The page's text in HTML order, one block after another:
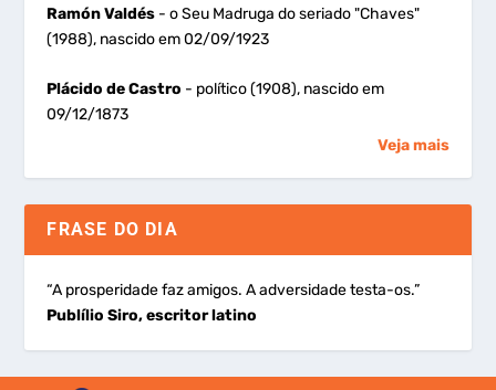
Ramón Valdés - o Seu Madruga do seriado "Chaves"
(1988), nascido em 02/09/1923
Plácido de Castro - político (1908), nascido em
09/12/1873
Veja mais
FRASE DO DIA
“A prosperidade faz amigos. A adversidade testa-os.”
Publílio Siro, escritor latino